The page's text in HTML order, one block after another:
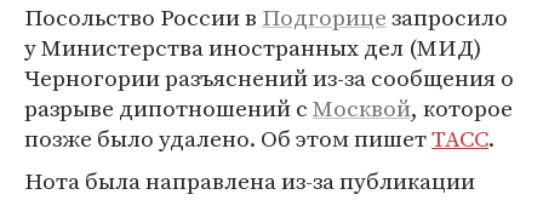
Посольство России в Подгорицезапросило
у Министерства иностранных дел (МИД)
Черногории разъяснений из-за сообщения о
разрыве дипотношений сМосквой, которое
позже было удалено. Об этом пишетТАСС.
Нота была направлена из-за публикации